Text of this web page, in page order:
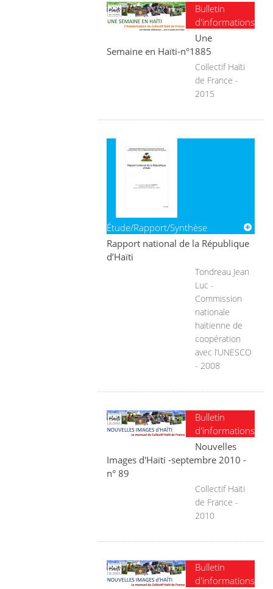
Bulletin
d'informations
Une
Semaine en Haïti-n°1885
Collectif Haïti
de France -
2015
Étude/Rapport/Synthèse
Rapport national de la République
d’Haïti
Tondreau Jean
Luc -
Commission
nationale
haïtienne de
coopération
avec l’UNESCO
- 2008
Bulletin
d'informations
Nouvelles
Images d'Haïti -septembre 2010 -
n° 89
Collectif Haïti
de France -
2010
Bulletin
d'informations